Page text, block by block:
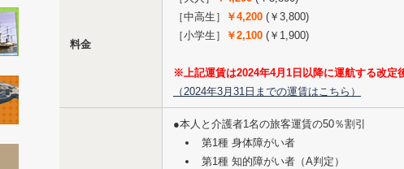
料金
［中高生］
￥4,200 (￥3,800)
［小学生］
￥2,100 (￥1,900)
※上記運賃は2024年4月1日以降に運航する改定
（2024年3月31日までの運賃はこちら）
●本人と介護者1名の旅客運賃の50％割引
第1種 身体障がい者
第1種 知的障がい者（A判定）